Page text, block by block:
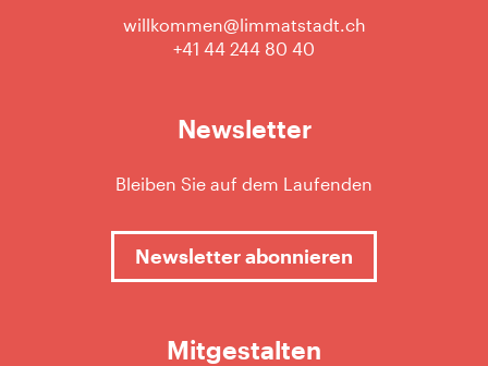
willkommen@limmatstadt.ch
+41 44 244 80 40
Newsletter
Bleiben Sie auf dem Laufenden
Newsletter abonnieren
Mitgestalten